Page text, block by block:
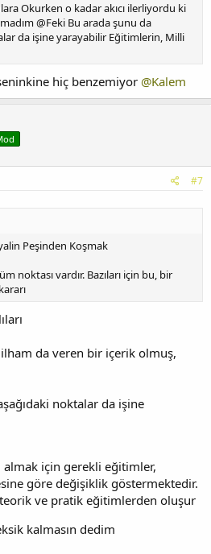
Okurken o kadar akıcı ilerliyordu ki
@Feki Bu arada şunu da
da işine yarayabilir Eğitimlerin, Milli
hiç benzemiyor @Kalem
#7
Peşinden Koşmak
noktası vardır. Bazıları için bu, bir
ilham da veren bir içerik olmuş,
noktalar da işine
için gerekli eğitimler,
göre değişiklik göstermektedir.
ve pratik eğitimlerden oluşur
kalmasın dedim